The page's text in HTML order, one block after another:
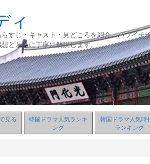
ィ
すじ・キャスト・見どころを紹介。バツイチ
とともに丁寧に解説します。
見る
韓国ドラマ人気ランキ
ング
韓国ドラマ人気時
ランキング